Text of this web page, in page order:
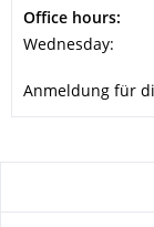
Office hours:
Wednesday:
Anmeldung für
About this